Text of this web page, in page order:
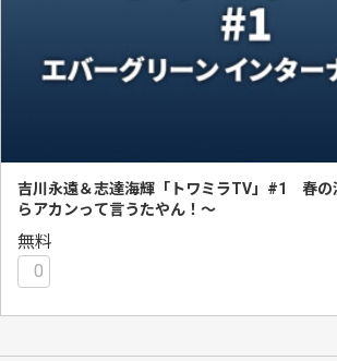
吉川永遠＆志達海輝「トワミラTV」#1 春
らアカンって言うたやん！～
無料
0